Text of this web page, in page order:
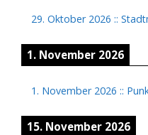
29. Oktober 2026 ::
1. November 2026
1. November 2026 ::
15. November 2026